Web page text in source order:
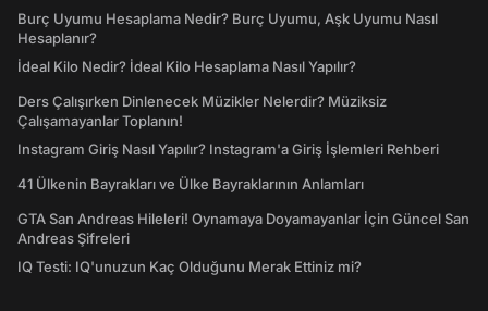
Burç Uyumu Hesaplama Nedir? Burç Uyumu, Aşk Uyumu Nasıl
Hesaplanır?
İdeal Kilo Nedir? İdeal Kilo Hesaplama Nasıl Yapılır?
Ders Çalışırken Dinlenecek Müzikler Nelerdir? Müziksiz
Çalışamayanlar Toplanın!
Instagram Giriş Nasıl Yapılır? Instagram'a Giriş İşlemleri Rehberi
41 Ülkenin Bayrakları ve Ülke Bayraklarının Anlamları
GTA San Andreas Hileleri! Oynamaya Doyamayanlar İçin Güncel San
Andreas Şifreleri
IQ Testi: IQ'unuzun Kaç Olduğunu Merak Ettiniz mi?